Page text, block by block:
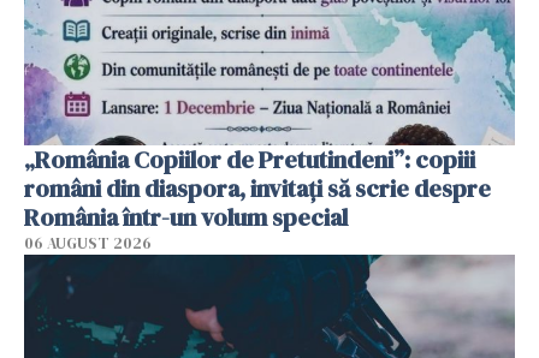
„România Copiilor de Pretutindeni”: copiii
români din diaspora, invitați să scrie despre
România într-un volum special
06 AUGUST 2026